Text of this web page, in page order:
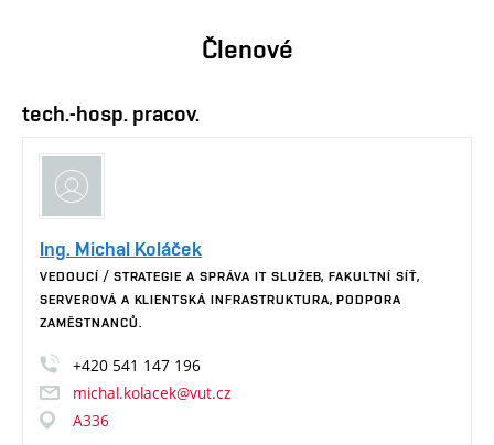
Členové
tech.-hosp. pracov.
Ing. Michal Koláček
VEDOUCÍ / STRATEGIE A SPRÁVA IT SLUŽEB, FAKULTNÍ SÍŤ,
SERVEROVÁ A KLIENTSKÁ INFRASTRUKTURA, PODPORA
ZAMĚSTNANCŮ.
+420 541 147 196
michal.kolacek@vut.cz
A336